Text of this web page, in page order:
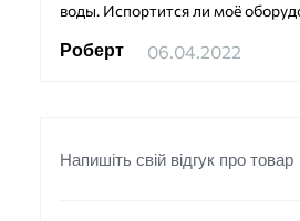
воды. Испортится ли моё
Роберт 06.04.2022
Напишіть свій відгук про товар